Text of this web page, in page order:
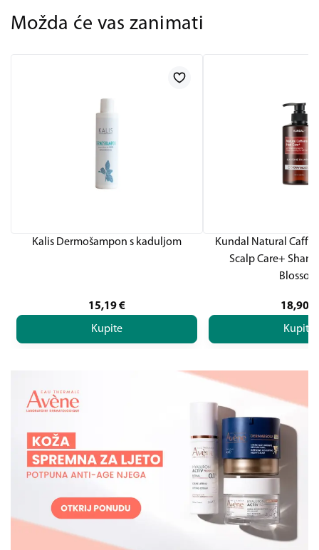
Možda će vas zanimati
Kalis Dermošampon s kaduljom
15,19€
Kupite
Kundal Natural
Scalp Care+
Blossom
18,90
Kupite